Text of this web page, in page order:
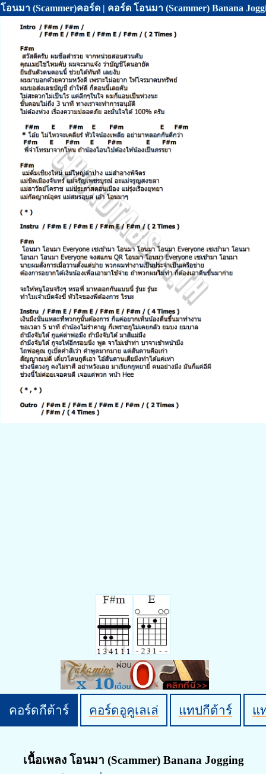
โอนมา (Scammer)คอร์ด | คอร์ด โอนมา (Scammer) Banana
คอร์ดกีต้าร์ คอร์ดอูคูเลเล่ แทปกีต้าร์ แ
เนื้อเพลง โอนมา (Scammer) Banana Jogging